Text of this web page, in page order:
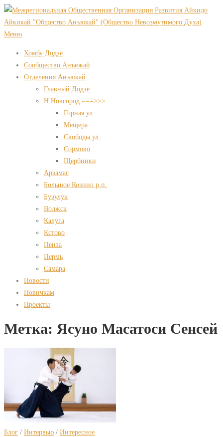
Перейти
к
содержимому
Меню
Хомбу Додзё
Сообщество Анъюкай
Отделения Анъюкай
Главный Додзё
Н.Новгород ===>>>
Горная ул.
Мещера
Свободы ул.
Сормово
Щербинки
Арзамас
Большое Козино р.п.
Бузулук
Волжск
Калуга
Кстово
Пенза
Пермь
Самара
Новости
Новичкам
Проекты
Метка: Ясуно Масатоси Сенсей
Блог / Интервью / Интересное